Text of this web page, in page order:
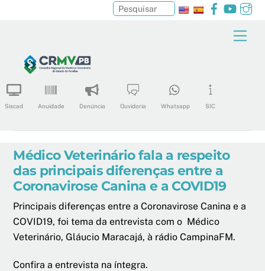
content
Facebook
Siscad Anuidade Denúncia Ouvidoria Whatsapp SIC
Pesquisar
Médico Veterinário fala a respeito
das principais diferenças entre a
Coronavirose Canina e a COVID19
Principais diferenças entre a Coronavirose Canina e a
COVID19, foi tema da entrevista com o Médico
Veterinário, Gláucio Maracajá, à rádio CampinaFM.
Confira a entrevista na íntegra.